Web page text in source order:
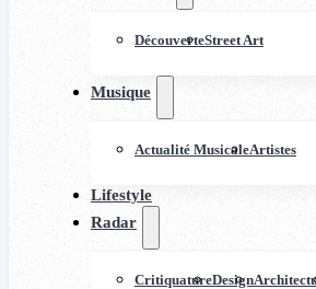
DécouverteStreet Art
Musique
Actualité MusicaleArtistes
Lifestyle
Radar
CritiquatureDesign